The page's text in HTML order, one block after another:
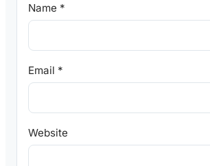
Name *
Email *
Website